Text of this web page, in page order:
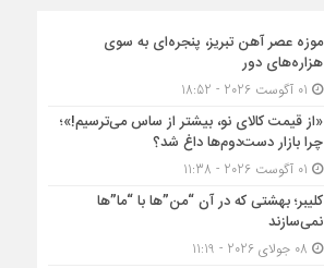
موزه عصر آهن تبریز، پنجره‌ای به سوی
هزاره‌های دور
«از قیمت کالای نو، بیشتر از ساس می‌ترسیم!»؛
چرا بازار دست‌دوم‌ها داغ شد؟
کلیبر؛ بهشتی که در آن “من”ها با “ما”ها
نمی‌سازند